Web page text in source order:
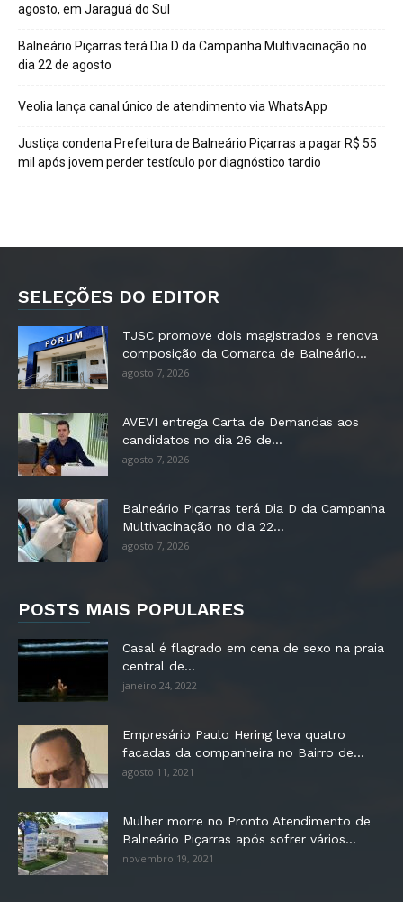
agosto, em Jaraguá do Sul
Balneário Piçarras terá Dia D da Campanha Multivacinação no
dia 22 de agosto
Veolia lança canal único de atendimento via WhatsApp
Justiça condena Prefeitura de Balneário Piçarras a pagar R$ 55
mil após jovem perder testículo por diagnóstico tardio
SELEÇÕES DO EDITOR
TJSC promove dois magistrados e renova
composição da Comarca de Balneário...
agosto 7, 2026
AVEVI entrega Carta de Demandas aos
candidatos no dia 26 de...
agosto 7, 2026
Balneário Piçarras terá Dia D da Campanha
Multivacinação no dia 22...
agosto 7, 2026
POSTS MAIS POPULARES
Casal é flagrado em cena de sexo na praia
central de...
janeiro 24, 2022
Empresário Paulo Hering leva quatro
facadas da companheira no Bairro de...
agosto 11, 2021
Mulher morre no Pronto Atendimento de
Balneário Piçarras após sofrer vários...
novembro 19, 2021